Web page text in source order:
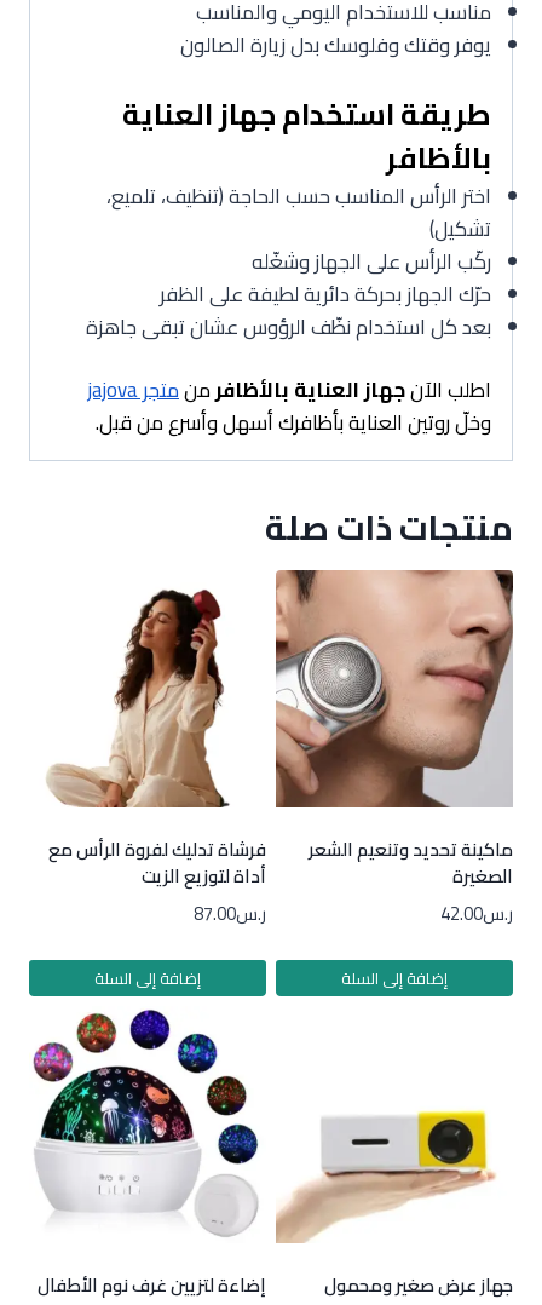
مناسب للاستخدام اليومي والمناسب
يوفر وقتك وفلوسك بدل زيارة الصالون
طريقة استخدام جهاز العناية
بالأظافر
اختر الرأس المناسب حسب الحاجة (تنظيف، تلميع،
تشكيل)
ركّب الرأس على الجهاز وشغّله
حرّك الجهاز بحركة دائرية لطيفة على الظفر
بعد كل استخدام نظّف الرؤوس عشان تبقى جاهزة
اطلب الآنجهاز العناية بالأظافرمنمتجر jajova
وخلّ روتين العناية بأظافرك أسهل وأسرع من قبل.
منتجات ذات صلة
ماكينة تحديد وتنعيم الشعر
الصغيرة
ر.س42.00
إضافة إلى السلة
فرشاة تدليك لفروة الرأس مع
أداة لتوزيع الزيت
ر.س87.00
إضافة إلى السلة
جهاز عرض صغير ومحمول إضاءة لتزيين غرف نوم الأطفال